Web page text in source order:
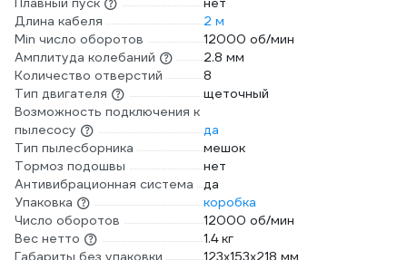
Длина кабеля
2 м
Min число оборотов
12000 об/мин
Амплитуда колебаний
2.8 мм
Количество отверстий
8
Тип двигателя
щеточный
Возможность подключения к
пылесосу
да
Тип пылесборника
мешок
Тормоз подошвы
нет
Антивибрационная система
да
Упаковка
коробка
Число оборотов
12000 об/мин
Вес нетто
1.4 кг
Габариты без упаковки
123х153х218 мм